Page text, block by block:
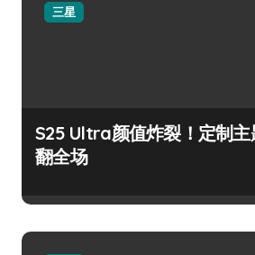
三星
S25 Ultra颜值炸裂！定制主
翻全场